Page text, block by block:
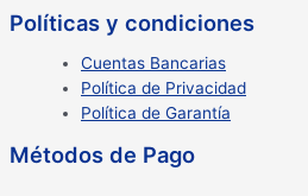
Políticas y condiciones
Cuentas Bancarias
Política de Privacidad
Política de Garantía
Métodos de Pago